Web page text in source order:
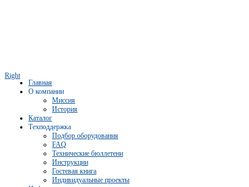
Right
Главная
О компании
Миссия
История
Каталог
Техподдержка
Подбор оборудования
FAQ
Технические бюллетени
Инструкции
Гостевая книга
Индивидуальные проекты